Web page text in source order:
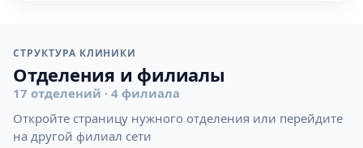
СТРУКТУРА КЛИНИКИ
Отделения и филиалы
17 отделений · 4 филиала
Откройте страницу нужного отделения или перейдите
на другой филиал сети